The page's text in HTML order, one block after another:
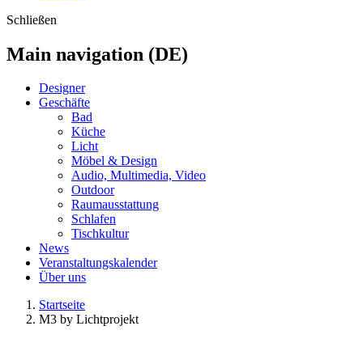
Schließen
Main navigation (DE)
Designer
Geschäfte
Bad
Küche
Licht
Möbel & Design
Audio, Multimedia, Video
Outdoor
Raumausstattung
Schlafen
Tischkultur
News
Veranstaltungskalender
Über uns
Startseite
M3 by Lichtprojekt